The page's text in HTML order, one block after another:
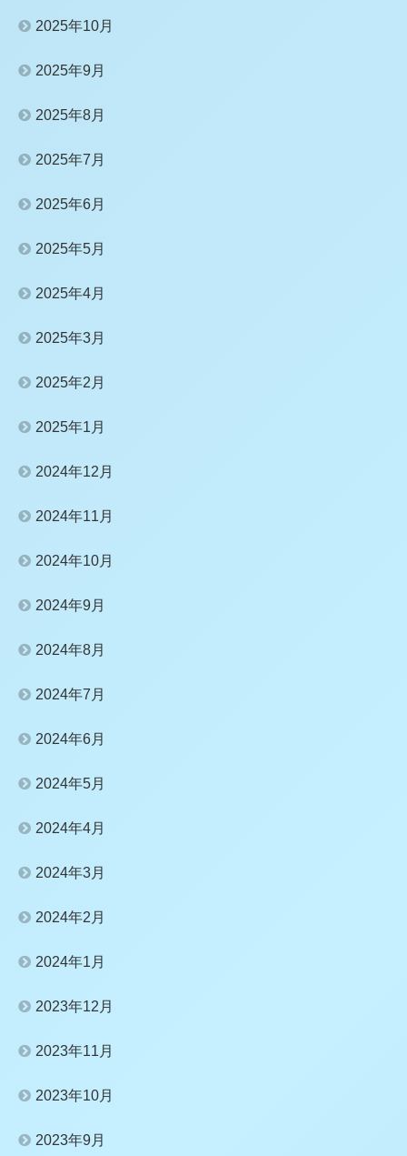
2025年10月
2025年9月
2025年8月
2025年7月
2025年6月
2025年5月
2025年4月
2025年3月
2025年2月
2025年1月
2024年12月
2024年11月
2024年10月
2024年9月
2024年8月
2024年7月
2024年6月
2024年5月
2024年4月
2024年3月
2024年2月
2024年1月
2023年12月
2023年11月
2023年10月
2023年9月